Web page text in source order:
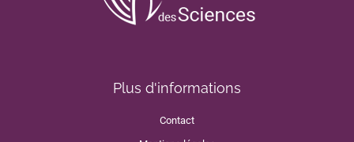
Plus d'informations
Contact